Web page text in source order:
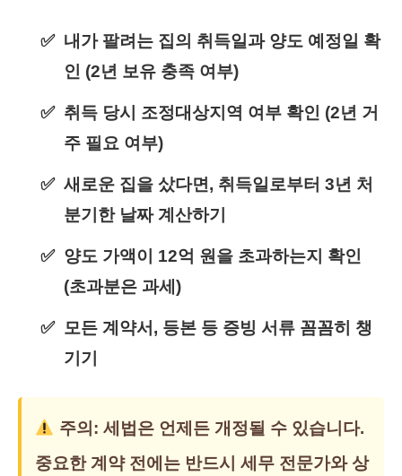
내가 팔려는 집의 취득일과 양도 예정일 확
인 (2년 보유 충족 여부)
취득 당시 조정대상지역 여부 확인 (2년 거
주 필요 여부)
새로운 집을 샀다면, 취득일로부터 3년 처
분기한 날짜 계산하기
양도 가액이 12억 원을 초과하는지 확인
(초과분은 과세)
모든 계약서, 등본 등 증빙 서류 꼼꼼히 챙
기기
주의: 세법은 언제든 개정될 수 있습니다.
중요한 계약 전에는 반드시 세무 전문가와 상